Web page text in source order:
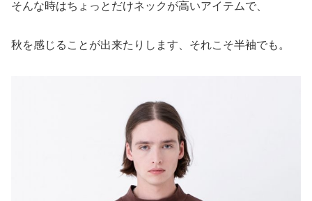
そんな時はちょっとだけネックが高いアイテムで、
秋を感じることが出来たりします、それこそ半袖でも。